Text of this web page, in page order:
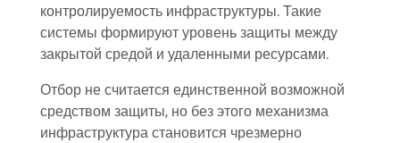
контролируемость инфраструктуры. Такие
системы формируют уровень защиты между
закрытой средой и удаленными ресурсами.
Отбор не считается единственной возможной
средством защиты, но без этого механизма
инфраструктура становится чрезмерно